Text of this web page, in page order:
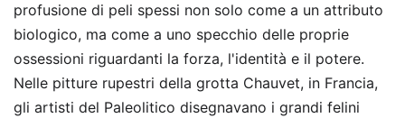
profusione di peli spessi non solo come a un attributo
biologico, ma come a uno specchio delle proprie
ossessioni riguardanti la forza, l'identità e il potere.
Nelle pitture rupestri della grotta Chauvet, in Francia,
gli artisti del Paleolitico disegnavano i grandi felini